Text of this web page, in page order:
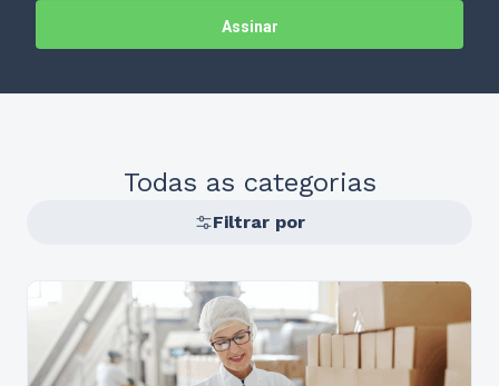
Assinar
Todas as categorias
Filtrar por